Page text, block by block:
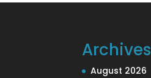
Archives
August 2026